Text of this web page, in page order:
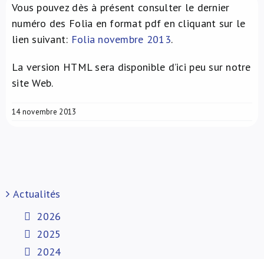
À propos de nous
Vous pouvez dès à présent consulter le dernier
numéro des Folia en format pdf en cliquant sur le
lien suivant: Folia novembre 2013.
La version HTML sera disponible d’ici peu sur notre
site Web.
14 novembre 2013
Actualités
2026
2025
2024